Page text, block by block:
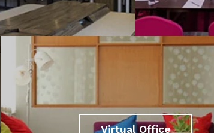
Virtual Office